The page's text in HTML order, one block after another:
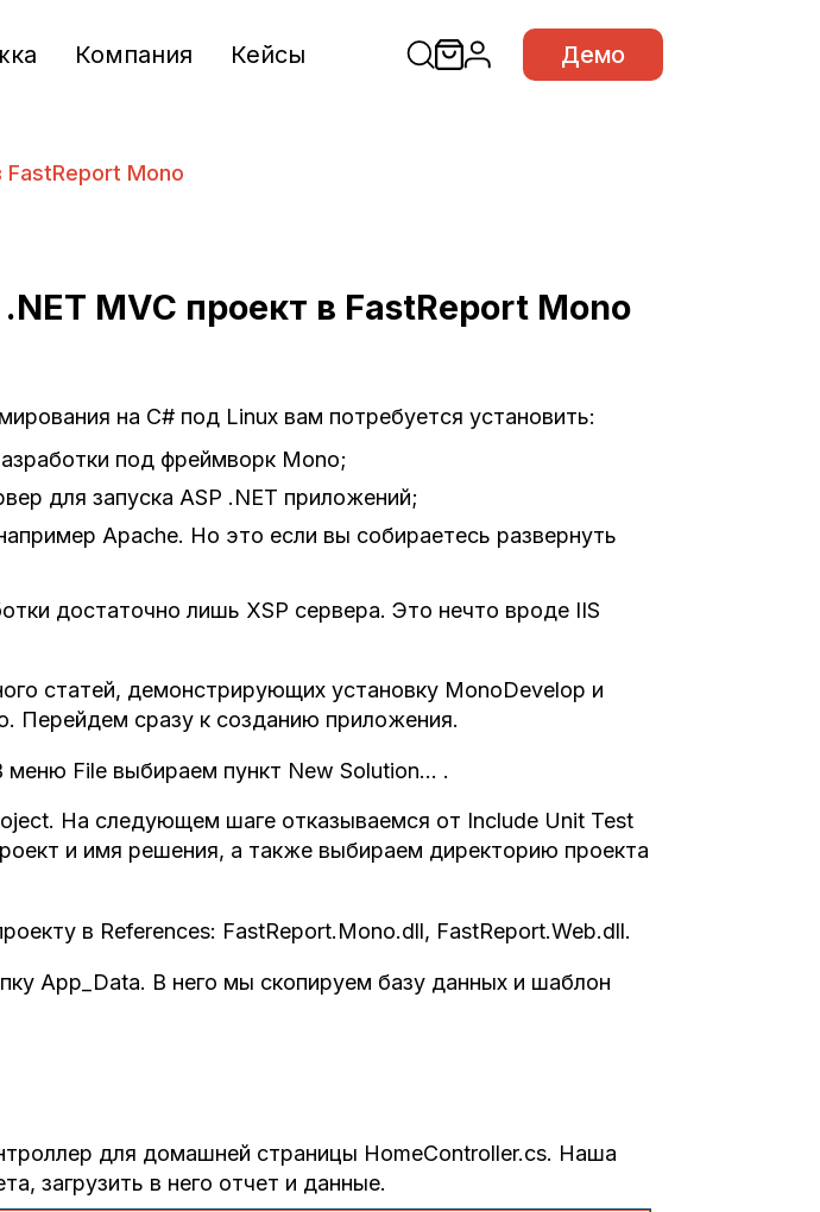
Компания Кейсы Демо
FastReport Mono
MVC проект в FastReport Mono
на C# под Linux вам потребуется установить:
под фреймворк Mono;
для запуска ASP .NET приложений;
Apache. Но это если вы собираетесь развернуть
достаточно лишь XSP сервера. Это нечто вроде IIS
статей, демонстрирующих установку MonoDevelop и
Перейдем сразу к созданию приложения.
File выбираем пункт New Solution… .
На следующем шаге отказываемся от Include Unit Test
и имя решения, а также выбираем директорию проекта
в References: FastReport.Mono.dll, FastReport.Web.dll.
App_Data. В него мы скопируем базу данных и шаблон
для домашней страницы HomeController.cs. Наша
загрузить в него отчет и данные.